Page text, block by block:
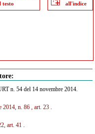
testo
all'indice
n. 54 del 14 novembre 2014.
2014, n. 86 , art. 23.
art. 41.